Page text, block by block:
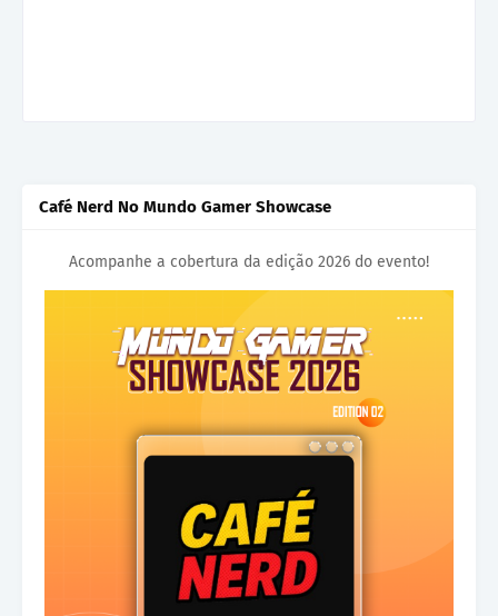
Café Nerd No Mundo Gamer Showcase
Acompanhe a cobertura da edição 2026 do evento!